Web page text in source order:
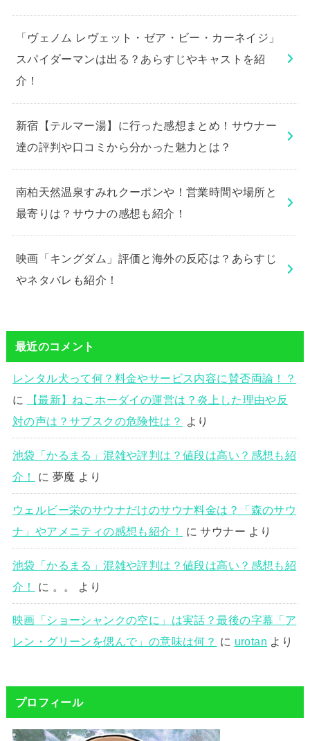
「ヴェノム レヴェット・ゼア・ビー・カーネイジ」
スパイダーマンは出る？あらすじやキャストを紹
介！
新宿【テルマー湯】に行った感想まとめ！サウナー
達の評判や口コミから分かった魅力とは？
南柏天然温泉すみれクーポンや！営業時間や場所と
最寄りは？サウナの感想も紹介！
映画「キングダム」評価と海外の反応は？あらすじ
やネタバレも紹介！
最近のコメント
レンタル犬って何？料金やサービス内容に賛否両論！？
に
【最新】ねこホーダイの運営は？炎上した理由や反
対の声は？サブスクの危険性は？
より
池袋「かるまる」混雑や評判は？値段は高い？感想も紹
介！
に 夢魔 より
ウェルビー栄のサウナだけのサウナ料金は？「森のサウ
ナ」やアメニティの感想も紹介！
にサウナー より
池袋「かるまる」混雑や評判は？値段は高い？感想も紹
介！
に より
映画「ショーシャンクの空に」は実話？最後の字幕「ア
レン・グリーンを偲んで」の意味は何？ に urotan より
プロフィール